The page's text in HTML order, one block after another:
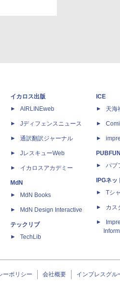
イカロス出版
AIRLINEweb
Jディフェンスニュース
通訳翻訳ジャーナル
JレスキューWeb
イカロスアカデミー
MdN
MdN Books
MdN Design Interactive
テックリブ
TechLib
ICE
天海
PUBFUN
パブ
IPGネ
Tシ
カス
ーポリシー 会社概要 インプレスグル